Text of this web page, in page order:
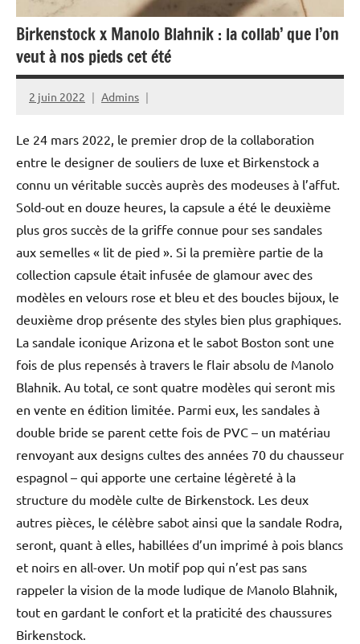
Birkenstock x Manolo Blahnik : la collab’ que l’on
veut à nos pieds cet été
2 juin 2022 Admins
Le 24 mars 2022, le premier drop de la collaboration
entre le designer de souliers de luxe et Birkenstock a
connu un véritable succès auprès des modeuses à l’affut.
Sold-out en douze heures, la capsule a été le deuxième
plus gros succès de la griffe connue pour ses sandales
aux semelles « lit de pied ». Si la première partie de la
collection capsule était infusée de glamour avec des
modèles en velours rose et bleu et des boucles bijoux, le
deuxième drop présente des styles bien plus graphiques.
La sandale iconique Arizona et le sabot Boston sont une
fois de plus repensés à travers le flair absolu de Manolo
Blahnik. Au total, ce sont quatre modèles qui seront mis
en vente en édition limitée. Parmi eux, les sandales à
double bride se parent cette fois de PVC – un matériau
renvoyant aux designs cultes des années 70 du chausseur
espagnol – qui apporte une certaine légèreté à la
structure du modèle culte de Birkenstock. Les deux
autres pièces, le célèbre sabot ainsi que la sandale Rodra,
seront, quant à elles, habillées d’un imprimé à pois blancs
et noirs en all-over. Un motif pop qui n’est pas sans
rappeler la vision de la mode ludique de Manolo Blahnik,
tout en gardant le confort et la praticité des chaussures
Birkenstock.